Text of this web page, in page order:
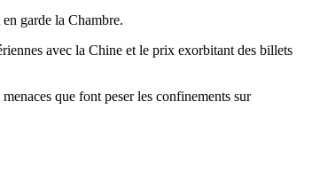
en garde la Chambre.
avec la Chine et le prix exorbitant des billets
que font peser les confinements sur